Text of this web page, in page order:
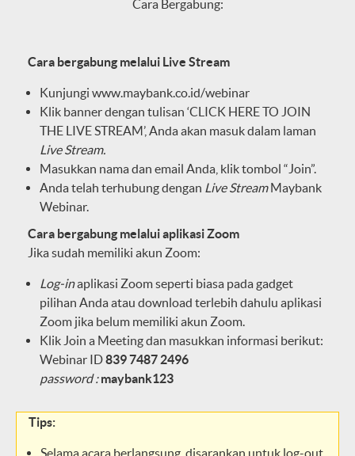
Cara Bergabung:
Cara bergabung melalui Live Stream
Kunjungi www.maybank.co.id/webinar
Klik banner dengan tulisan ‘CLICK HERE TO JOIN
THE LIVE STREAM’, Anda akan masuk dalam laman
Live Stream.
Masukkan nama dan email Anda, klik tombol “Join”.
Anda telah terhubung dengan Live StreamMaybank
Webinar.
Cara bergabung melalui aplikasi Zoom
Jika sudah memiliki akun Zoom:
Log-inaplikasi Zoom seperti biasa pada gadget
pilihan Anda atau download terlebih dahulu aplikasi
Zoom jika belum memiliki akun Zoom.
Klik Join a Meeting dan masukkan informasi berikut:
Webinar ID839 7487 2496
password :maybank123
Tips:
Selama acara berlangsung, disarankan untuk log-out